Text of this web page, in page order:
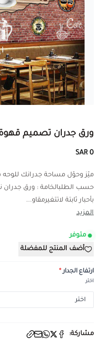
ورق جدران تصميم
0 SAR
ميّز وحوّل مساحة جدرانك
حسب الطلبالخامة : ورق جدران
بأحبار ثابتة لاتتغيرمقاو...
المزيد
متوفر
أضف المنتج للمفضلة
ارتفاع الجدار*
اختر
مشاركة: